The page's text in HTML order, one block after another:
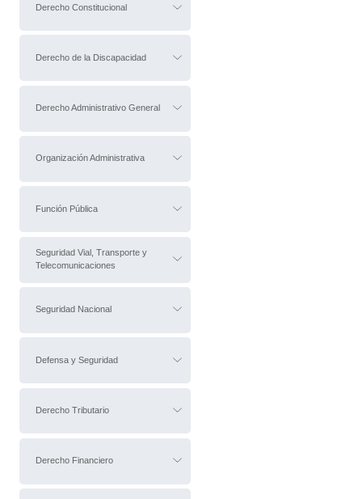
Derecho Constitucional
Derecho de la Discapacidad
Derecho Administrativo General
Organización Administrativa
Función Pública
Seguridad Vial, Transporte y
Telecomunicaciones
Seguridad Nacional
Defensa y Seguridad
Derecho Tributario
Derecho Financiero